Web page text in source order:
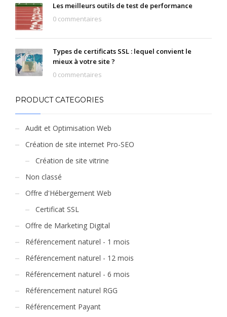
Les meilleurs outils de test de performance
0 commentaires
Types de certificats SSL : lequel convient le
mieux à votre site ?
0 commentaires
PRODUCT CATEGORIES
Audit et Optimisation Web
Création de site internet Pro-SEO
Création de site vitrine
Non classé
Offre d'Hébergement Web
Certificat SSL
Offre de Marketing Digital
Référencement naturel - 1 mois
Référencement naturel - 12 mois
Référencement naturel - 6 mois
Référencement naturel RGG
Référencement Payant